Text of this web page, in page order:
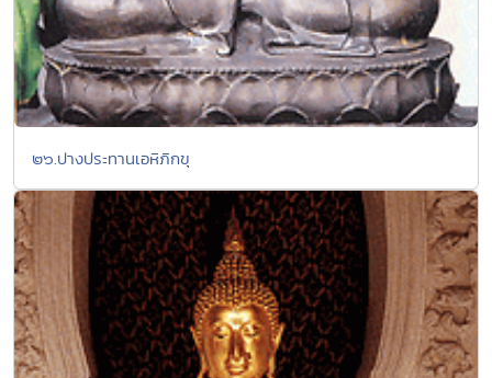
๒๖.ปางประทานเอหิภิกขุ